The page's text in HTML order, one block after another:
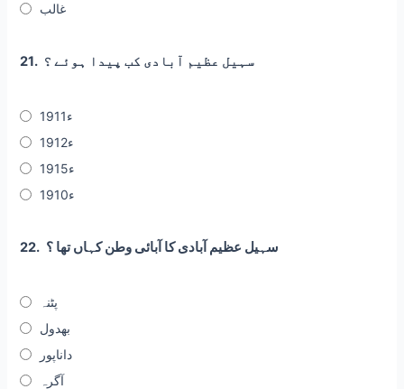
غالب
21. سہیل عظیم آبادی کب پیدا ہوئے ؟
1911ء
1912ء
1915ء
1910ء
22. سہیل عظیم آبادی کا آبائی وطن کہاں تھا ؟
پٹنہ
بھدول
داناپور
آگرہ